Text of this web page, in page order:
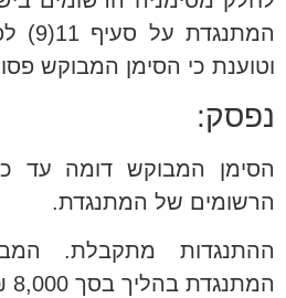
וטוענת כי הסימן המבוקש
נפסק:
הסימן המבוקש דומה עד
הרשומים של המתנגדת.
ההתנגדות מתקבלת.
המתנגדת בהליך בסך 8,000 ₪.